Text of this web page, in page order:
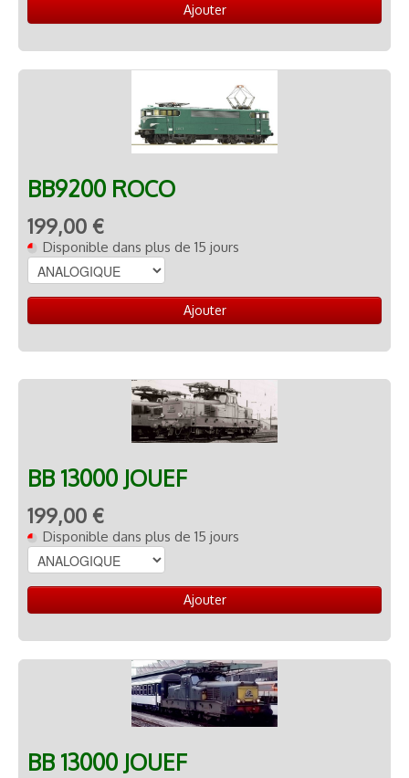
Ajouter
BB9200 ROCO
199,00 €
Disponible dans plus de 15 jours
Ajouter
BB 13000 JOUEF
199,00 €
Disponible dans plus de 15 jours
Ajouter
BB 13000 JOUEF